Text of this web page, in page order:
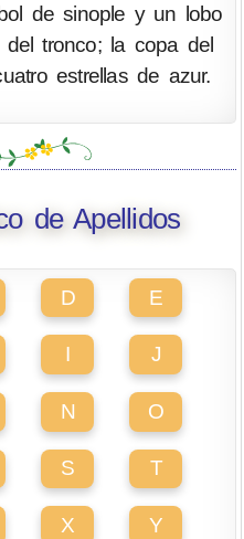
de sinople y un lobo
tronco; la copa del
estrellas de azur.
de Apellidos
D E
I J
N O
S T
X Y